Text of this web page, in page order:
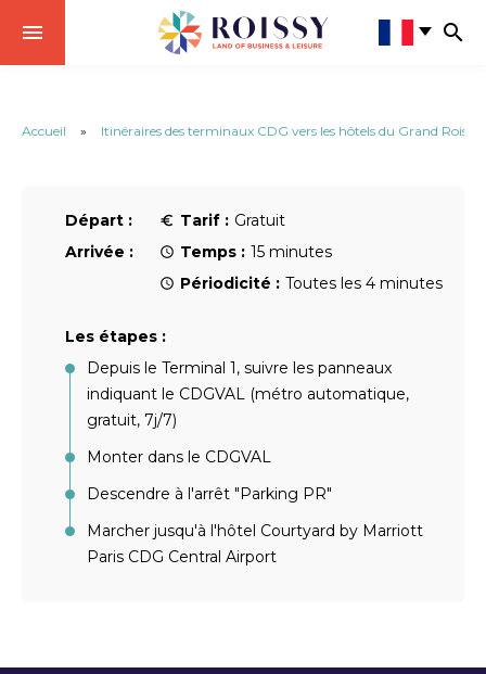
Accueil » Itinéraires des terminaux CDG vers les hôtels du Grand Roissy
Départ :
Arrivée :
Tarif : Gratuit
Temps : 15 minutes
Périodicité : Toutes les 4 minutes
Les étapes :
Depuis le Terminal 1, suivre les panneaux
indiquant le CDGVAL (métro automatique,
gratuit, 7j/7)
Monter dans le CDGVAL
Descendre à l'arrêt "Parking PR"
Marcher jusqu'à l'hôtel Courtyard by Marriott
Paris CDG Central Airport